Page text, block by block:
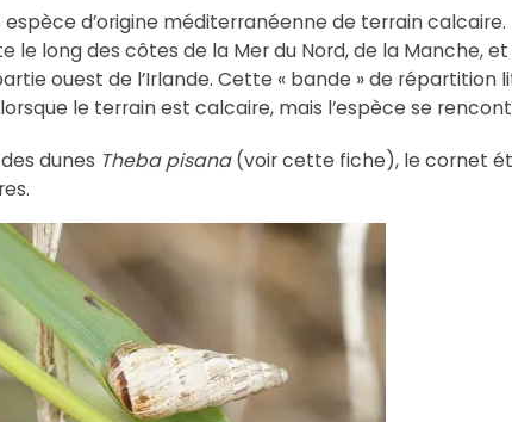
espèce d’origine méditerranéenne de terrain
long des côtes de la Mer du Nord, de la Manche,
ouest de l’Irlande. Cette « bande » de répartition
le terrain est calcaire, mais l’espèce se
dunes Theba pisana(voir cette fiche), le cornet